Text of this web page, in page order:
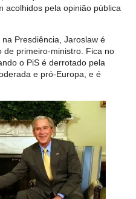
acolhidos pela opinião pública
Presdiência, Jaroslaw é
de primeiro-ministro. Fica no
o PiS é derrotado pela
e pró-Europa, e é